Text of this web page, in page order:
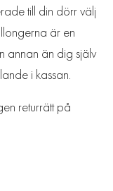
till din dörr välj
är en
annan än dig själv
i kassan.
returrätt på